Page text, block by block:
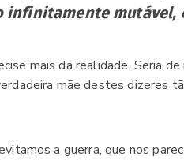
mutável,
mais da realidade. Seria
mãe destes dizeres
a guerra, que nos